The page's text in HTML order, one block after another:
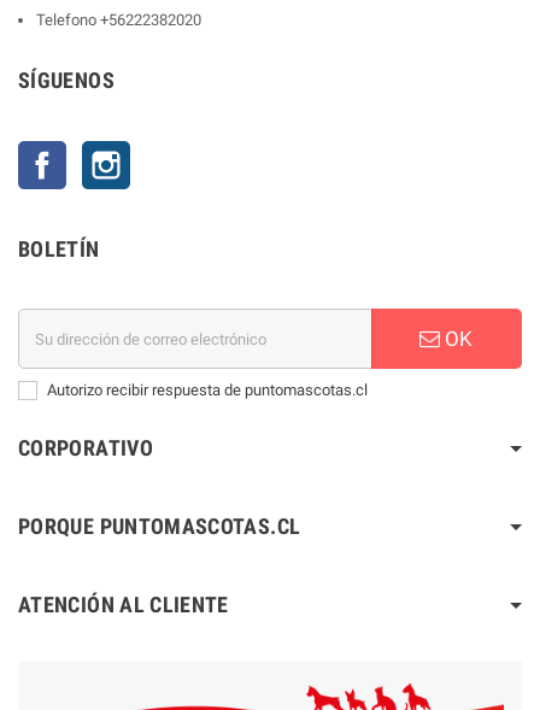
Telefono +56222382020
SÍGUENOS
Facebook
BOLETÍN
OK
Autorizo recibir respuesta de puntomascotas.cl
CORPORATIVO
PORQUE PUNTOMASCOTAS.CL
ATENCIÓN AL CLIENTE